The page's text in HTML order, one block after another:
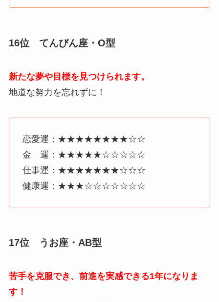
16位 てんびん座・O型
新たな夢や目標を見つけられます。
地道な努力を忘れずに！
恋愛運：★★★★★★★★☆☆
金 運：★★★★★☆☆☆☆☆
仕事運：★★★★★★★☆☆☆
健康運：★★★☆☆☆☆☆☆☆
17位 うお座・AB型
苦手を克服でき、前進を実感できる1年になりま
す！